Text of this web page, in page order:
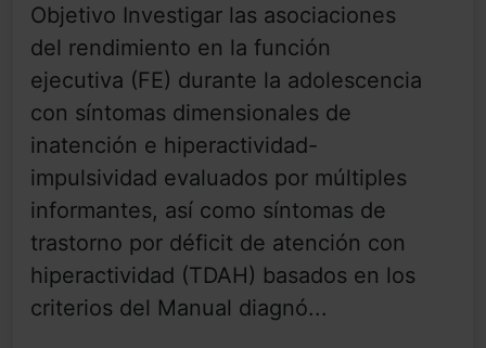
Objetivo Investigar las asociaciones
del rendimiento en la función
ejecutiva (FE) durante la adolescencia
con síntomas dimensionales de
inatención e hiperactividad-
impulsividad evaluados por múltiples
informantes, así como síntomas de
trastorno por déficit de atención con
hiperactividad (TDAH) basados en los
criterios del Manual diagnó...